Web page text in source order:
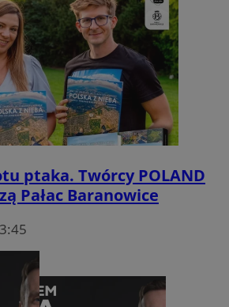
ptaka. Twórcy POLAND
Pałac Baranowice